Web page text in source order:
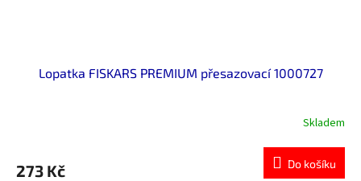
Lopatka FISKARS PREMIUM přesazovací 1000727
Skladem
273 Kč Do košíku